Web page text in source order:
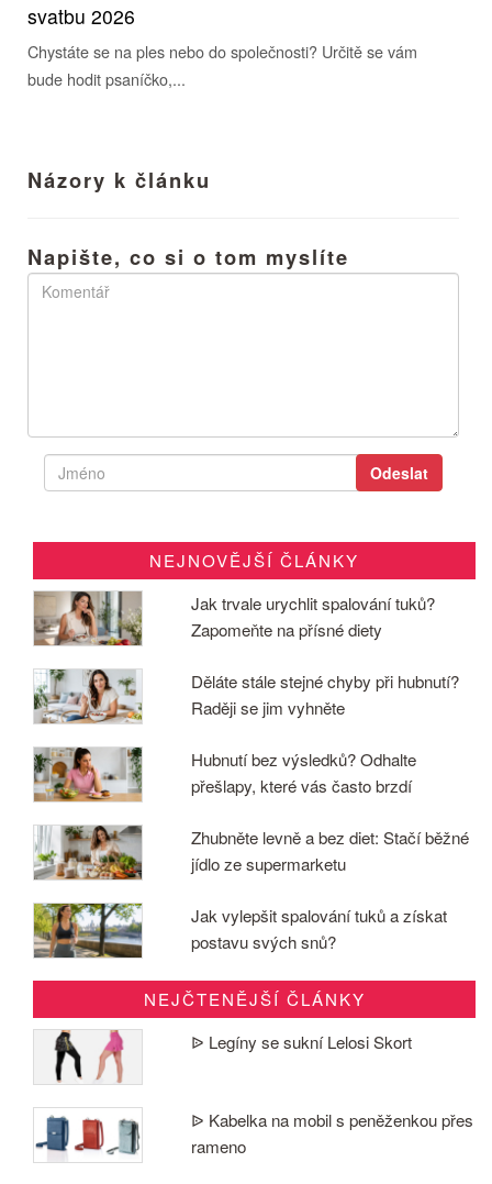
svatbu 2026
Chystáte se na ples nebo do společnosti? Určitě se vám
bude hodit psaníčko,...
Názory k článku
Napište, co si o tom myslíte
NEJNOVĚJŠÍ ČLÁNKY
Jak trvale urychlit spalování tuků?
Zapomeňte na přísné diety
Děláte stále stejné chyby při hubnutí?
Raději se jim vyhněte
Hubnutí bez výsledků? Odhalte
přešlapy, které vás často brzdí
Zhubněte levně a bez diet: Stačí běžné
jídlo ze supermarketu
Jak vylepšit spalování tuků a získat
postavu svých snů?
NEJČTENĚJŠÍ ČLÁNKY
ᐉ Legíny se sukní Lelosi Skort
ᐉ Kabelka na mobil s peněženkou přes
rameno